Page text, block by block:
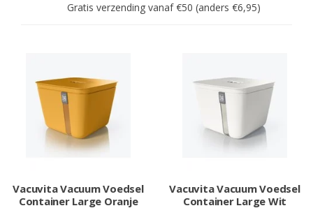
Gratis verzending vanaf €50 (anders €6,95)
Vacuvita Vacuum Voedsel
Container Large Oranje
Vacuvita Vacuum Voedsel
Container Large Wit